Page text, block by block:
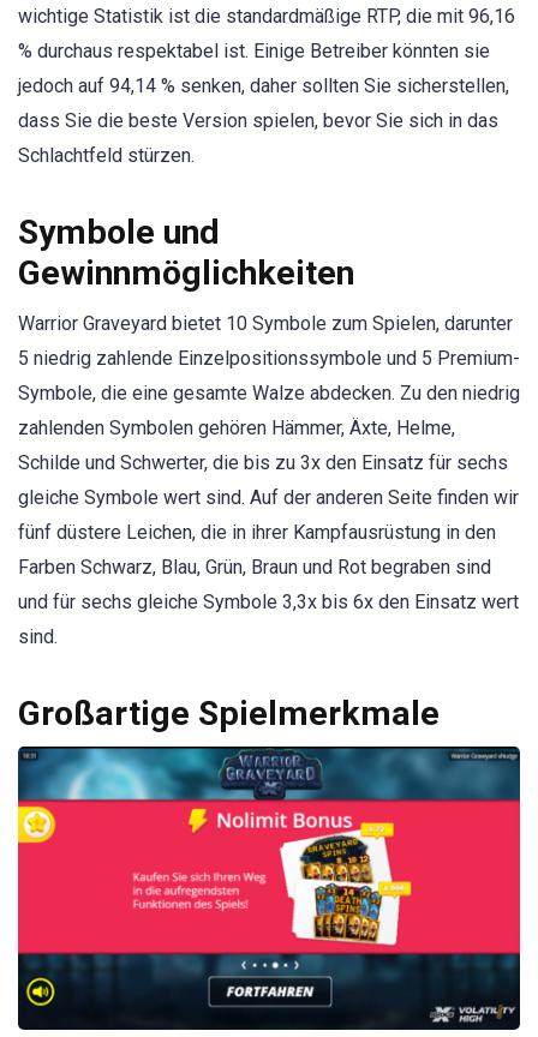
wichtige Statistik ist die standardmäßige RTP, die mit 96,16
% durchaus respektabel ist. Einige Betreiber könnten sie
jedoch auf 94,14 % senken, daher sollten Sie sicherstellen,
dass Sie die beste Version spielen, bevor Sie sich in das
Schlachtfeld stürzen.
Symbole und
Gewinnmöglichkeiten
Warrior Graveyard bietet 10 Symbole zum Spielen, darunter
5 niedrig zahlende Einzelpositionssymbole und 5 Premium-
Symbole, die eine gesamte Walze abdecken. Zu den niedrig
zahlenden Symbolen gehören Hämmer, Äxte, Helme,
Schilde und Schwerter, die bis zu 3x den Einsatz für sechs
gleiche Symbole wert sind. Auf der anderen Seite finden wir
fünf düstere Leichen, die in ihrer Kampfausrüstung in den
Farben Schwarz, Blau, Grün, Braun und Rot begraben sind
und für sechs gleiche Symbole 3,3x bis 6x den Einsatz wert
sind.
Großartige Spielmerkmale